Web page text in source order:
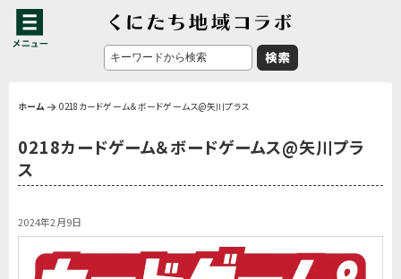
ホーム 0218カードゲーム＆ボードゲームス@矢川プラス
0218カードゲーム＆ボードゲームス@矢川プラ
ス
2024年2月9日